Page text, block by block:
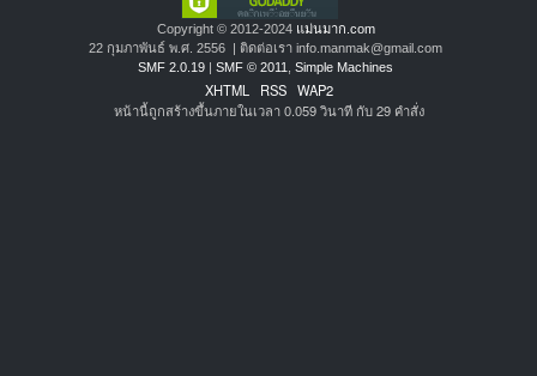
Copyright © 2012-2024 แม่นมาก.com
22 กุมภาพันธ์ พ.ศ. 2556 | ติดต่อเรา info.manmak@gmail.com
SMF 2.0.19 | SMF © 2011 Simple Machines
XHTML RSS WAP2
หน้านี้ถูกสร้างขึ้นภายในเวลา 0.059 วินาที กับ 29 คำสั่ง